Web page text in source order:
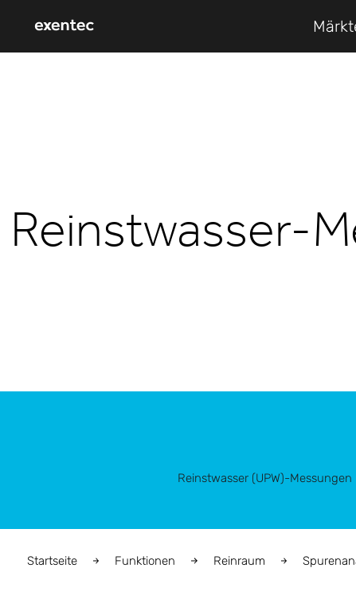
Reinstwasser-
Reinstwasser (UPW)-Messungen
Startseite Funktionen Reinraum